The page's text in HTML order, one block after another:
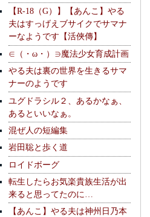
【R-18（G）】【あんこ】やる
夫はすっげえブサイクでサマナ
ーなようです【活俠傳】
∈（・ω・）∋魔法少女育成計画
やる夫は裏の世界を生きるサマ
ナーのようです
ユグドラシル２、あるかなぁ、
あるといいなぁ。
混ぜ人の短編集
岩田聡と歩く道
ロイドボーグ
転生したらお気楽貴族生活が出
来ると思ってたのに…
【あんこ】やる夫は神州日乃本